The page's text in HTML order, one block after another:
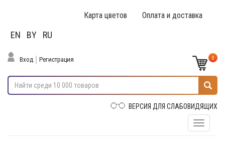
Оплата и доставка
Карта цветов
EN BY RU
Вход Регистрация 0
ВЕРСИЯ ДЛЯ СЛАБОВИДЯЩИХ